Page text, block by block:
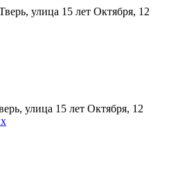
улица 15 лет Октября, 12
улица 15 лет Октября, 12